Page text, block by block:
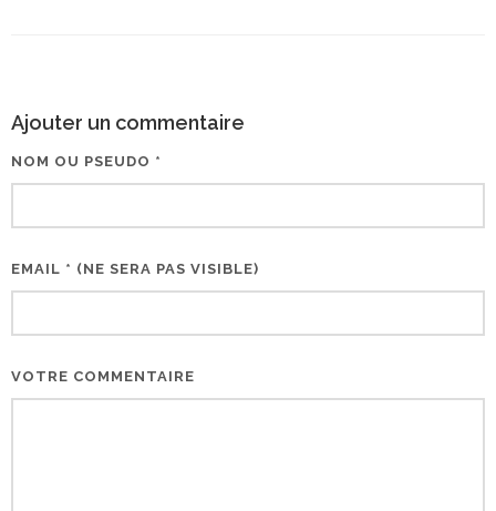
Ajouter un commentaire
NOM OU PSEUDO *
EMAIL * (NE SERA PAS VISIBLE)
VOTRE COMMENTAIRE